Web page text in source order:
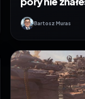
Bartosz Muras